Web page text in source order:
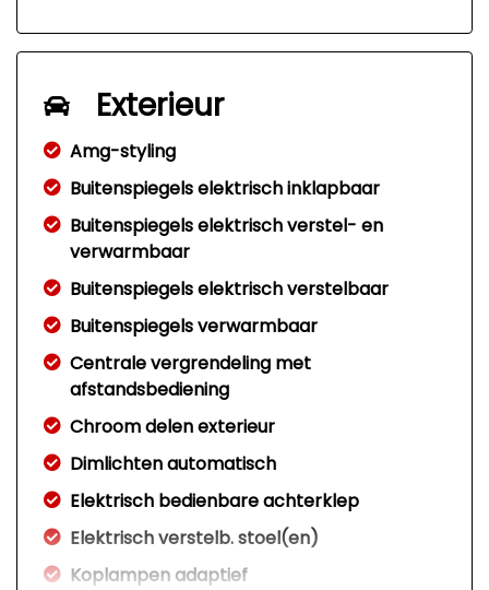
Exterieur
Amg-styling
Buitenspiegels elektrisch inklapbaar
Buitenspiegels elektrisch verstel- en
verwarmbaar
Buitenspiegels elektrisch verstelbaar
Buitenspiegels verwarmbaar
Centrale vergrendeling met
afstandsbediening
Chroom delen exterieur
Dimlichten automatisch
Elektrisch bedienbare achterklep
Elektrisch verstelb. stoel(en)
Koplampen adaptief